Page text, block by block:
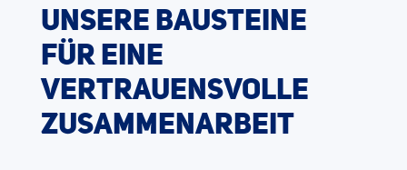
UNSERE BAUSTEINE
FÜR EINE
VERTRAUENSVOLLE
ZUSAMMENARBEIT